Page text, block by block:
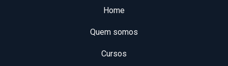
Home
Quem somos
Cursos